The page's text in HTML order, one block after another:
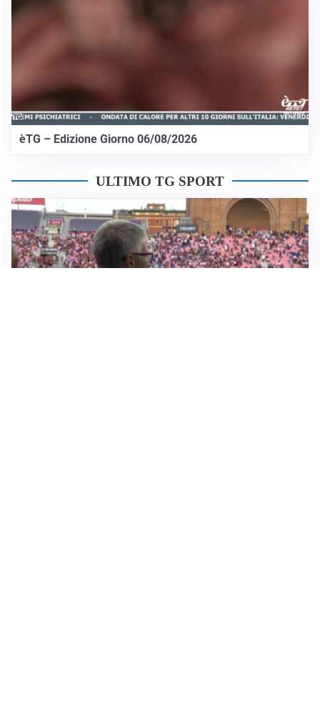
èTG – Edizione Giorno 06/08/2026
ULTIMO TG SPORT